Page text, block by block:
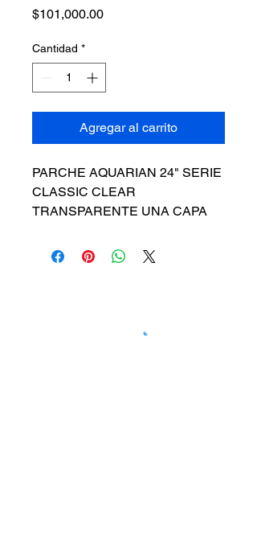
$101,000.00Precio
Cantidad *
Agregar al carrito
PARCHE AQUARIAN 24" SERIE
CLASSIC CLEAR
TRANSPARENTE UNA CAPA